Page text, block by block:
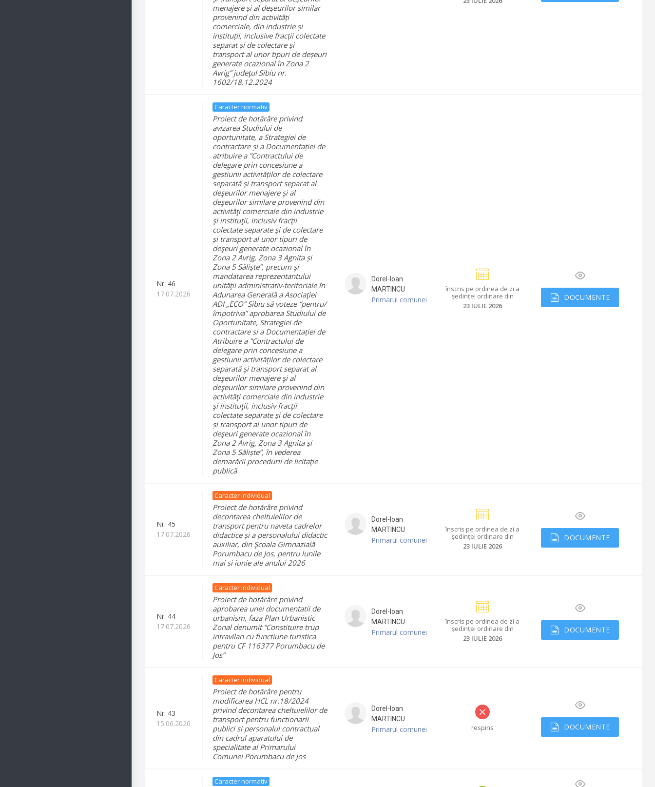
menajere și al deșeurilor similar
provenind din activități
comerciale, din industrie și
instituții, inclusive fracții colectate
separat și de colectare și
transport al unor tipuri de deșeuri
generate ocazional în Zona 2
Avrig” judeţul Sibiu nr.
1602/18.12.2024
Nr. 46
17.07.2026
Caracter normativ
Proiect de hotărâre privind
avizarea Studiului de
oportunitate, a Strategiei de
contractare și a Documentației de
atribuire a ”Contractului de
delegare prin concesiune a
gestiunii activităților de colectare
separată şi transport separat al
deşeurilor menajere şi al
deşeurilor similare provenind din
activităţi comerciale din industrie
şi instituţii, inclusiv fracţii
colectate separate și de colectare
și transport al unor tipuri de
deşeuri generate ocazional în
Zona 2 Avrig, Zona 3 Agnita și
Zona 5 Săliște”, precum şi
mandatarea reprezentantului
unităţii administrativ-teritoriale în
Adunarea Generală a Asociaţiei
ADI „ECO” Sibiu să voteze “pentru/
împotriva” aprobarea Studiului de
Oportunitate, Strategiei de
contractare si a Documentației de
Atribuire a ”Contractului de
delegare prin concesiune a
gestiunii activităților de colectare
separată şi transport separat al
deşeurilor menajere şi al
deşeurilor similare provenind din
activităţi comerciale din industrie
şi instituţii, inclusiv fracţii
colectate separate și de colectare
și transport al unor tipuri de
deşeuri generate ocazional în
Zona 2 Avrig, Zona 3 Agnita și
Zona 5 Săliște”, în vederea
demarării procedurii de licitaţie
publică
Dorel-Ioan
MARTINCU
Primarul comunei
înscris pe ordinea de zi a
ședinței ordinare din
23 IULIE 2026
DOCUMENTE
Nr. 45
17.07.2026
Caracter individual
Proiect de hotărâre privind
decontarea cheltuielilor de
transport pentru naveta cadrelor
didactice și a personalului didactic
auxiliar, din Şcoala Gimnazială
Porumbacu de Jos, pentru lunile
mai si iunie ale anului 2026
Dorel-Ioan
MARTINCU
Primarul comunei
înscris pe ordinea de zi a
ședinței ordinare din
23 IULIE 2026
DOCUMENTE
Nr. 44
17.07.2026
Caracter individual
Proiect de hotărâre privind
aprobarea unei documentatii de
urbanism, faza Plan Urbanistic
Zonal denumit “Constituire trup
intravilan cu functiune turistica
pentru CF 116377 Porumbacu de
Jos”
Dorel-Ioan
MARTINCU
Primarul comunei
înscris pe ordinea de zi a
ședinței ordinare din
23 IULIE 2026
DOCUMENTE
Nr. 43
15.06.2026
Caracter individual
Proiect de hotărâre pentru
modificarea HCL nr.18/2024
privind decontarea cheltuielilor de
transport pentru functionarii
publici si personalul contractual
din cadrul aparatului de
specialitate al Primarului
Comunei Porumbacu de Jos
Dorel-Ioan
MARTINCU
Primarul comunei respins DOCUMENTE
Caracter normativ